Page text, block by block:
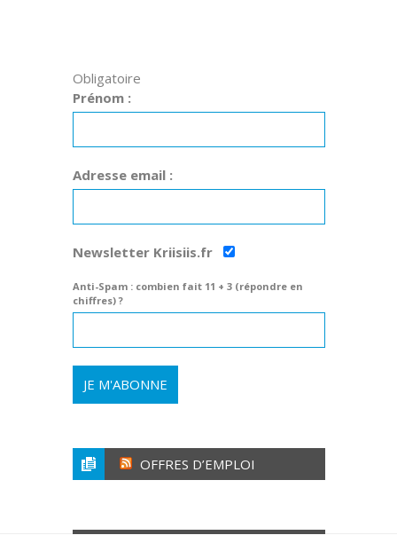
Obligatoire
Prénom :
Adresse email :
Newsletter Kriisiis.fr
Anti-Spam : combien fait 11 + 3 (répondre en
chiffres) ?
OFFRES D’EMPLOI